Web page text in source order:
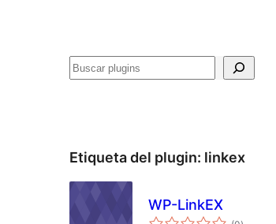
Buscar
Etiqueta del plugin: linkex
WP-LinkEX
total